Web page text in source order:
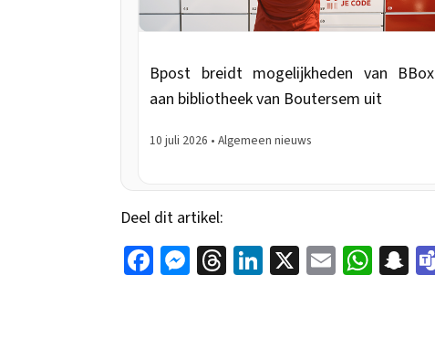
Bpost breidt mogelijkheden van BBox
aan bibliotheek van Boutersem uit
10 juli 2026 • Algemeen nieuws
Deel dit artikel:
Fac
Mes
Thr
Link
Em
Wha
Sna